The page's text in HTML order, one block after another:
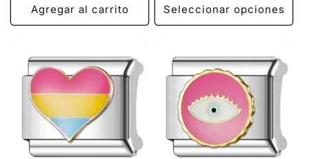
Agregar al carrito Seleccionar opciones